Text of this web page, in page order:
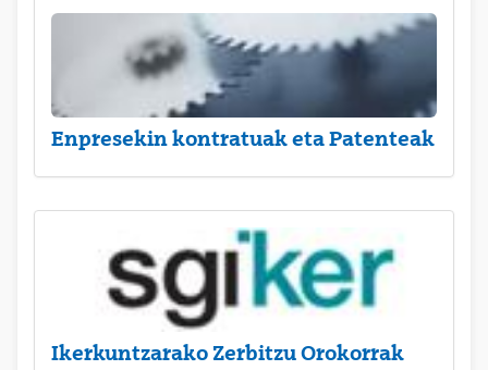
Enpresekin kontratuak eta Patenteak
Ikerkuntzarako Zerbitzu Orokorrak